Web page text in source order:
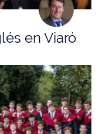
en Viaró